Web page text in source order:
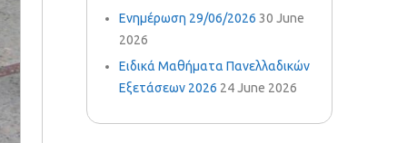
Ενημέρωση 29/06/2026 30 June
2026
Ειδικά Μαθήματα Πανελλαδικών
Εξετάσεων 2026 24 June 2026